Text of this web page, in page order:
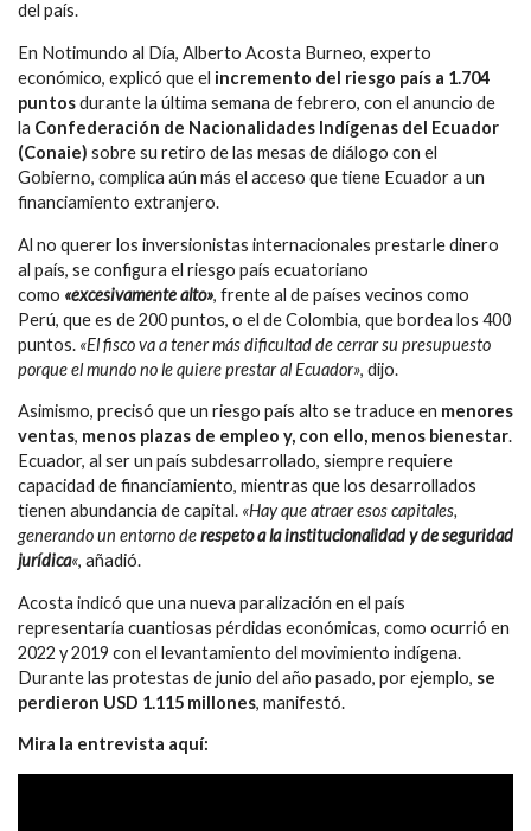
del país.
En Notimundo al Día, Alberto Acosta Burneo, experto
económico, explicó que el incremento del riesgo país a 1.704
puntosdurante la última semana de febrero, con el anuncio de
la Confederación de Nacionalidades Indígenas del Ecuador
(Conaie) sobre su retiro de las mesas de diálogo con el
Gobierno, complica aún más el acceso que tiene Ecuador a un
financiamiento extranjero.
Al no querer los inversionistas internacionales prestarle dinero
al país, se configura el riesgo país ecuatoriano
como «excesivamente alto», frente al de países vecinos como
Perú, que es de 200 puntos, o el de Colombia, que bordea los 400
puntos. «El fisco va a tener más dificultad de cerrar su presupuesto
porque el mundo no le quiere prestar al Ecuador», dijo.
Asimismo, precisó que un riesgo país alto se traduce en menores
ventas, menos plazas de empleo y, con ello, menos bienestar.
Ecuador, al ser un país subdesarrollado, siempre requiere
capacidad de financiamiento, mientras que los desarrollados
tienen abundancia de capital. «Hay que atraer esos capitales,
generando un entorno derespeto a la institucionalidad y de seguridad
jurídica«, añadió.
Acosta indicó que una nueva paralización en el país
representaría cuantiosas pérdidas económicas, como ocurrió en
2022 y 2019 con el levantamiento del movimiento indígena.
Durante las protestas de junio del año pasado, por ejemplo, se
perdieron USD 1.115 millones, manifestó.
Mira la entrevista aquí: